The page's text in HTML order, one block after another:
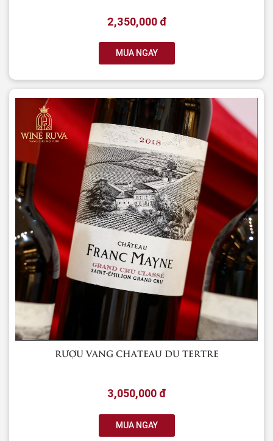
2,350,000 đ
MUA NGAY
RƯỢU VANG CHATEAU DU TERTRE
3,050,000 đ
MUA NGAY